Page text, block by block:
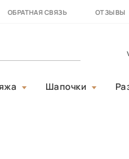
ОБРАТНАЯ СВЯЗЬ ОТЗЫВЫ
Шапочки